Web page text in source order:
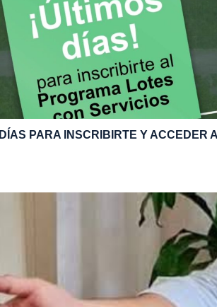
PARA INSCRIBIRTE Y ACCEDER